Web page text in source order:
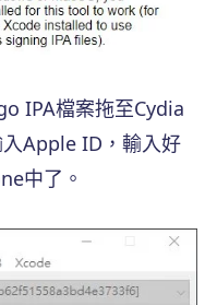
IPA檔案拖至Cydia
Apple ID，輸入好
中了。